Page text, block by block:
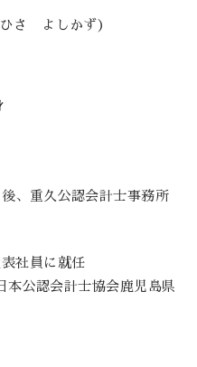
よしかず）
、重久公認会計士事務所
社員に就任
公認会計士協会鹿児島県